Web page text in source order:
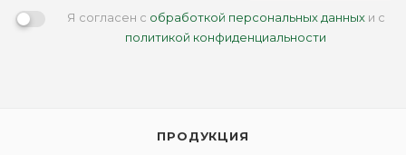
Я согласен с обработкой персональных данныхи с
политикой конфиденциальности
ПРОДУКЦИЯ